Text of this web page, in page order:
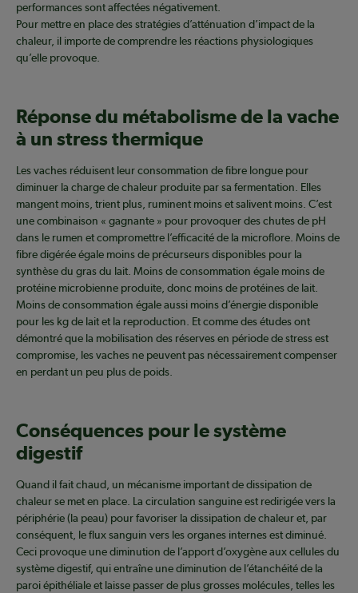
performances sont affectées négativement.
Pour mettre en place des stratégies d’atténuation d’impact de la
chaleur, il importe de comprendre les réactions physiologiques
qu’elle provoque.
Réponse du métabolisme de la vache
à un stress thermique
Les vaches réduisent leur consommation de fibre longue pour
diminuer la charge de chaleur produite par sa fermentation. Elles
mangent moins, trient plus, ruminent moins et salivent moins. C’est
une combinaison « gagnante » pour provoquer des chutes de pH
dans le rumen et compromettre l’efficacité de la microflore. Moins de
fibre digérée égale moins de précurseurs disponibles pour la
synthèse du gras du lait. Moins de consommation égale moins de
protéine microbienne produite, donc moins de protéines de lait.
Moins de consommation égale aussi moins d’énergie disponible
pour les kg de lait et la reproduction. Et comme des études ont
démontré que la mobilisation des réserves en période de stress est
compromise, les vaches ne peuvent pas nécessairement compenser
en perdant un peu plus de poids.
Conséquences pour le système
digestif
Quand il fait chaud, un mécanisme important de dissipation de
chaleur se met en place. La circulation sanguine est redirigée vers la
périphérie (la peau) pour favoriser la dissipation de chaleur et, par
conséquent, le flux sanguin vers les organes internes est diminué.
Ceci provoque une diminution de l’apport d’oxygène aux cellules du
système digestif, qui entraîne une diminution de l’étanchéité de la
paroi épithéliale et laisse passer de plus grosses molécules, telles les